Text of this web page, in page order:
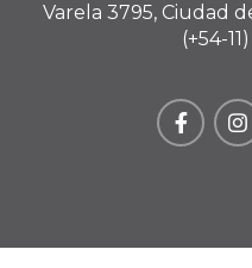
Varela 3795, Ciudad
(+54-